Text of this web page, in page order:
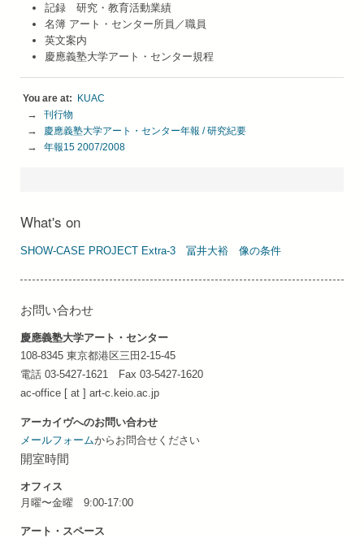
記録 研究・教育活動業績
名簿 アート・センター所員／職員
英文案内
慶應義塾大学アート・センター規程
KUAC
刊行物
慶應義塾大学アート・センター年報 / 研究紀要
年報15 2007/2008
What's on
SHOW-CASE PROJECT Extra-3 冨井⼤裕 像の条件
お問い合わせ
慶應義塾大学アート・センター
108-8345 東京都港区三田2-15-45
電話 03-5427-1621 Fax 03-5427-1620
ac-office [ at ] art-c.keio.ac.jp
アーカイヴへのお問い合わせ
メールフォームからお問合せください
開室時間
オフィス
月曜〜金曜 9:00-17:00
アート・スペース